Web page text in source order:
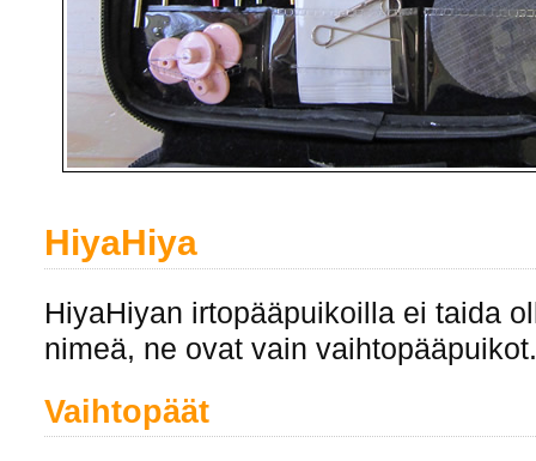
HiyaHiya
HiyaHiyan irtopääpuikoilla ei taida
nimeä, ne ovat vain vaihtopääpuikot.
Vaihtopäät